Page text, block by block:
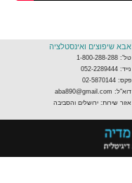
אבא שיפוצים ואינסטלציה
טל': 1-800-288-288
נייד: 052-2289444
פקס: 02-5870144
דוא"ל: aba890@gmail.com
אזור שירות: ירושלים והסביבה